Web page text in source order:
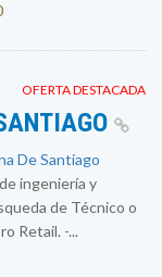
OFERTA DESTACADA
De Santiago
ingeniería y
de Técnico o
Retail. -...